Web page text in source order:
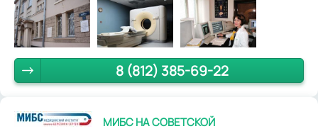
8 (812) 385-69-22
МИБС НА СОВЕТСКОЙ